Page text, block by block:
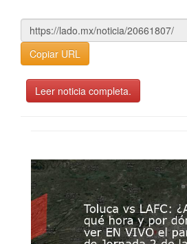
Copiar URL
Leer noticia completa.